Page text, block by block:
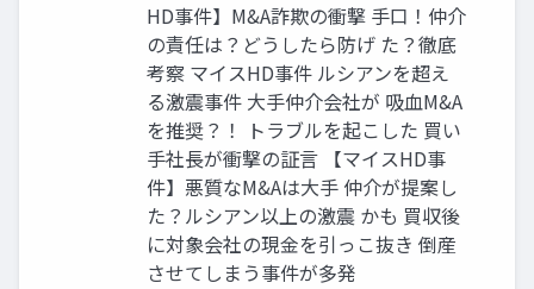
HD事件】M&A詐欺の衝撃 手口！仲介
の責任は？どうしたら防げ た？徹底
考察 マイスHD事件 ルシアンを超え
る激震事件 大手仲介会社が 吸血M&A
を推奨？！ トラブルを起こした 買い
手社長が衝撃の証言 【マイスHD事
件】悪質なM&Aは大手 仲介が提案し
た？ルシアン以上の激震 かも 買収後
に対象会社の現金を引っこ抜き 倒産
させてしまう事件が多発